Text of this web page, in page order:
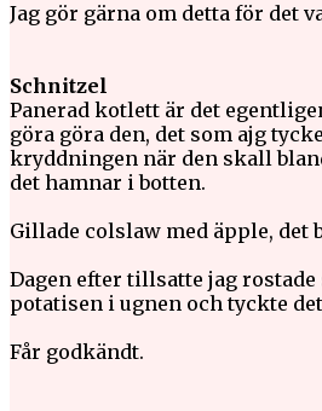
Jag gör gärna om detta för det
Schnitzel
Panerad kotlett är det
göra göra den, det som ajg
kryddningen när den skall
det hamnar i botten.
Gillade colslaw med äpple, det
Dagen efter tillsatte jag
potatisen i ugnen och tyckte
Får godkändt.